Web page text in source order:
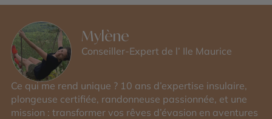
Mylène
Conseiller-Expert de l’ Ile Maurice
Ce qui me rend unique ? 10 ans d’expertise insulaire,
plongeuse certifiée, randonneuse passionnée, et une
mission : transformer vos rêves d’évasion en aventures